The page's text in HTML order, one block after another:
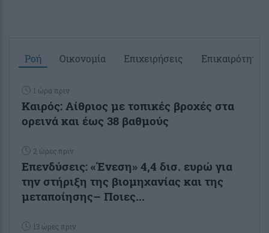
Ροή Οικονομία Επιχειρήσεις Επικαιρότητα
1 ώρα πριν
Καιρός: Αίθριος με τοπικές βροχές στα
ορεινά και έως 38 βαθμούς
2 ώρες πριν
Επενδύσεις: «Ένεση» 4,4 δισ. ευρώ για
την στήριξη της βιομηχανίας και της
μεταποίησης– Ποιες...
13 ώρες πριν